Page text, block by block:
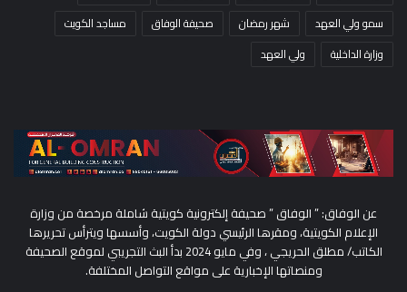
سمو ولي العهد
شهر رمضان صحيفة الوفاق
مساجد الكويت
وزارة الداخلية
ولي العهد
عن الوفاق: ” الوفاق ” صحيفة إلكترونية كويتية شاملة مرخصة من وزارة
الإعلام الكويتية، ومقرها الرئيسي دولة الكويت، وأسسها ويترأس تحريرها
الكاتب/ مطلق الحريجي ، وفي مايو 2024 بدأ البث التجريبي لموقع الصحيفة
ومنصاتها الإخبارية على مواقع التواصل المختلفة.